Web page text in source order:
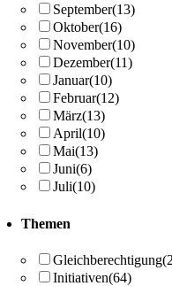
September(13)
Oktober(16)
November(10)
Dezember(11)
Januar(10)
Februar(12)
März(13)
April(10)
Mai(13)
Juni(6)
Juli(10)
Themen
Gleichberechtigung
Initiativen(64)